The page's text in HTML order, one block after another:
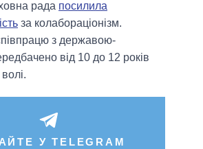
рада посилила
за колабораціонізм.
з державою-
від 10 до 12 років
У TELEGRAM